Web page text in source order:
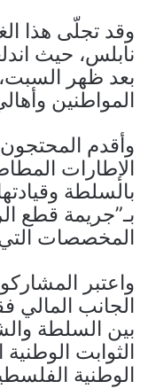
وقد تجلّى هذا
نابلس، حيث
بعد ظهر
المواطنين
وأقدم
الإطارات
بالسلطة
بـ”جريمة قطع
المخصصات التي
واعتبر
الجانب المالي
بين السلطة
الثوابت
الوطنية